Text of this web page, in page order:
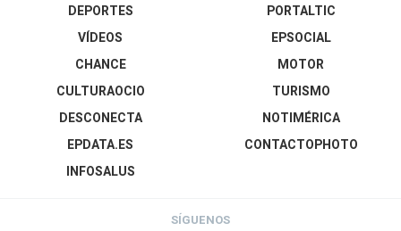
DEPORTES
VÍDEOS
PORTALTIC
EPSOCIAL
CHANCE
CULTURAOCIO
DESCONECTA
EPDATA.ES
INFOSALUS
MOTOR
TURISMO
NOTIMÉRICA
CONTACTOPHOTO
SÍGUENOS